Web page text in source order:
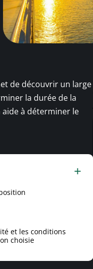
de découvrir un large
la durée de la
à déterminer le
et les conditions
choisie